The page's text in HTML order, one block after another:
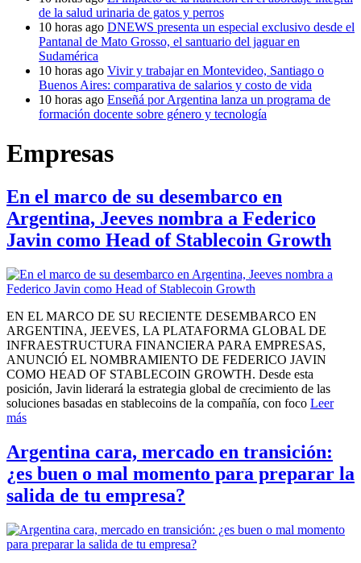
de la salud urinaria de gatos y perros
10 horas ago DNEWS presenta un especial exclusivo desde el
Pantanal de Mato Grosso, el santuario del jaguar en
Sudamérica
10 horas ago Vivir y trabajar en Montevideo, Santiago o
Buenos Aires: comparativa de salarios y costo de vida
10 horas ago Enseñá por Argentina lanza un programa de
formación docente sobre género y tecnología
Empresas
En el marco de su desembarco en
Argentina, Jeeves nombra a Federico
Javin como Head of Stablecoin Growth
EN EL MARCO DE SU RECIENTE DESEMBARCO EN
ARGENTINA, JEEVES, LA PLATAFORMA GLOBAL DE
INFRAESTRUCTURA FINANCIERA PARA EMPRESAS,
ANUNCIÓ EL NOMBRAMIENTO DE FEDERICO JAVIN
COMO HEAD OF STABLECOIN GROWTH. Desde esta
posición, Javin liderará la estrategia global de crecimiento de las
soluciones basadas en stablecoins de la compañía, con foco Leer
más
Argentina cara, mercado en transición:
¿es buen o mal momento para preparar la
salida de tu empresa?